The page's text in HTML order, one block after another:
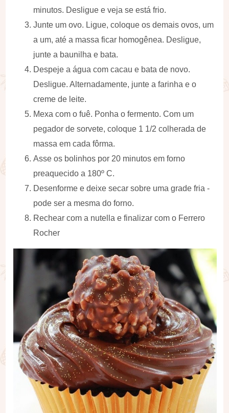
minutos. Desligue e veja se está frio.
Junte um ovo. Ligue, coloque os demais ovos, um
a um, até a massa ficar homogênea. Desligue,
junte a baunilha e bata.
Despeje a água com cacau e bata de novo.
Desligue. Alternadamente, junte a farinha e o
creme de leite.
Mexa com o fuê. Ponha o fermento. Com um
pegador de sorvete, coloque 1 1/2 colherada de
massa em cada fôrma.
Asse os bolinhos por 20 minutos em forno
preaquecido a 180º C.
Desenforme e deixe secar sobre uma grade fria -
pode ser a mesma do forno.
Rechear com a nutella e finalizar com o Ferrero
Rocher